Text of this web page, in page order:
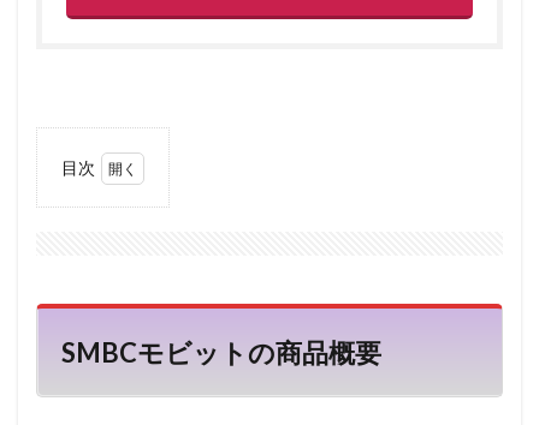
目次
品概
2
SMBCモビットの商品概要